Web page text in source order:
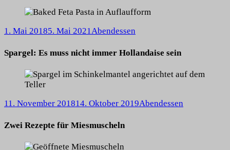
1. Mai 20185. Mai 2021Abendessen
Spargel: Es muss nicht immer Hollandaise sein
11. November 201814. Oktober 2019Abendessen
Zwei Rezepte für Miesmuscheln